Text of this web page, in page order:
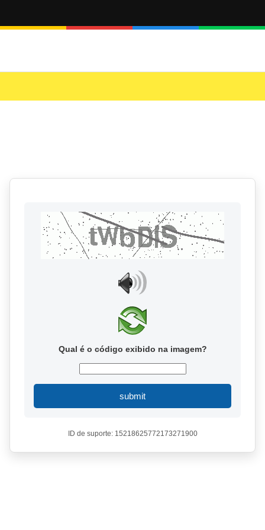
Qual é o código exibido na imagem?
submit
ID de suporte: 15218625772173271900